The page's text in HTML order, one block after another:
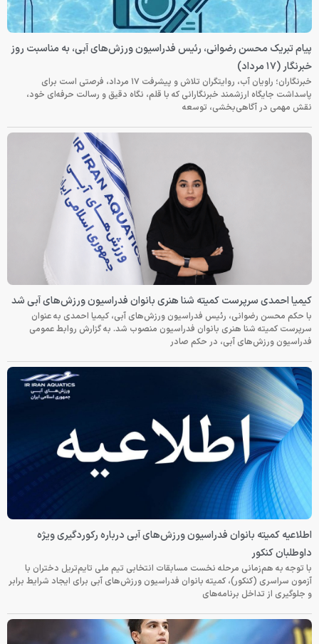
پیام تبریک محسن رضوانی، رئیس فدراسیون ورزش‌های آبی، به مناسبت روز
خبرنگار (۱۷ مرداد)
خبرنگاران؛ راویان آب، روایتگران تلاش و پیشرفت ۱۷ مرداد، فرصتی است برای
پاسداشت جایگاه ارزشمند خبرنگارانی که با قلم، نگاه دقیق و رسالت حرفه‌ای خود،
نقش مهمی در آگاهی‌بخشی، توسعه
کیمیا احمدی سرپرست کمیته شنا هنری بانوان فدراسیون ورزش‌های آبی شد
با حکم محسن رضوانی، رئیس فدراسیون ورزش‌های آبی، کیمیا احمدی به عنوان
سرپرست کمیته شنا هنری بانوان فدراسیون منصوب شد. به گزارش روابط عمومی
فدراسیون ورزش‌های آبی، در حکم صادر
اطلاعیه کمیته بانوان فدراسیون ورزش‌های آبی درباره رکوردگیری ویژه
داوطلبان کنکور
با توجه به هم‌زمانی مرحله نخست مسابقات انتخابی تیم ملی تایم‌تریل دختران با
آزمون سراسری (کنکور)، کمیته بانوان فدراسیون ورزش‌های آبی برای ایجاد شرایط برابر
و جلوگیری از تداخل برنامه‌های